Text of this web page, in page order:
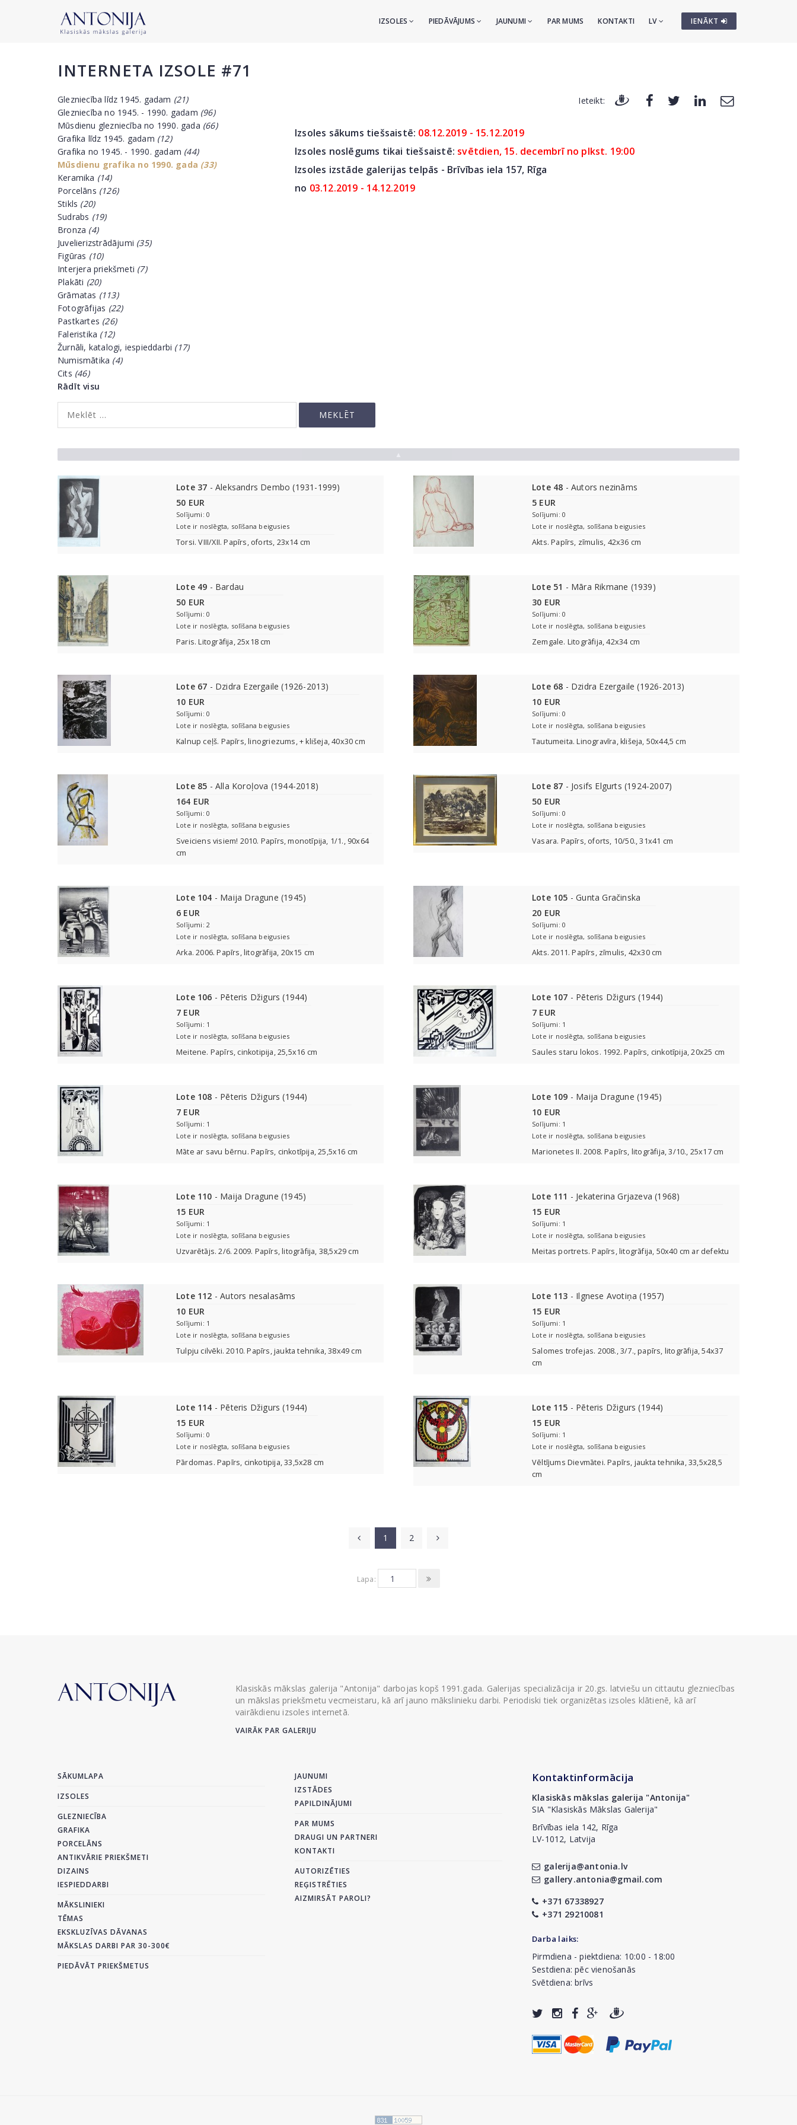
IENĀKT
IZSOLES PIEDĀVĀJUMS JAUNUMI PAR MUMS KONTAKTI LV
INTERNETA IZSOLE #71
Glezniecība līdz 1945. gadam (21)
Glezniecība no 1945. - 1990. gadam (96)
Mūsdienu glezniecība no 1990. gada (66)
Grafika līdz 1945. gadam (12)
Grafika no 1945. - 1990. gadam (44)
Mūsdienu grafika no 1990. gada (33)
Keramika (14)
Porcelāns (126)
Stikls (20)
Sudrabs (19)
Bronza (4)
Juvelierizstrādājumi (35)
Figūras (10)
Interjera priekšmeti (7)
Plakāti (20)
Grāmatas (113)
Fotogrāfijas (22)
Pastkartes (26)
Faleristika (12)
Žurnāli, katalogi, iespieddarbi (17)
Numismātika (4)
Cits (46)
Rādīt visu
Ieteikt:
Izsoles sākums tiešsaistē: 08.12.2019 - 15.12.2019
Izsoles noslēgums tikai tiešsaistē: svētdien, 15. decembrī no plkst. 19:00
Izsoles izstāde galerijas telpās - Brīvības iela 157, Rīga
no 03.12.2019 - 14.12.2019
Lote 37 - Aleksandrs Dembo (1931-1999)
50 EUR
Solījumi: 0
Lote ir noslēgta, solīšana beigusies
Torsi. VIII/XII. Papīrs, oforts, 23x14 cm
Lote 48 - Autors nezināms
5 EUR
Solījumi: 0
Lote ir noslēgta, solīšana beigusies
Akts. Papīrs, zīmulis, 42x36 cm
Lote 49 - Bardau
50 EUR
Solījumi: 0
Lote ir noslēgta, solīšana beigusies
Paris. Litogrāfija, 25x18 cm
Lote 51 - Māra Rikmane (1939)
30 EUR
Solījumi: 0
Lote ir noslēgta, solīšana beigusies
Zemgale. Litogrāfija, 42x34 cm
Lote 67 - Dzidra Ezergaile (1926-2013)
10 EUR
Solījumi: 0
Lote ir noslēgta, solīšana beigusies
Kalnup ceļš. Papīrs, linogriezums, + klišeja, 40x30 cm
Lote 68 - Dzidra Ezergaile (1926-2013)
10 EUR
Solījumi: 0
Lote ir noslēgta, solīšana beigusies
Tautumeita. Linogravīra, klišeja, 50x44,5 cm
Lote 85 - Alla Koroļova (1944-2018)
164 EUR
Solījumi: 0
Lote ir noslēgta, solīšana beigusies
Sveiciens visiem! 2010. Papīrs, monotīpija, 1/1., 90x64
cm
Lote 87 - Josifs Elgurts (1924-2007)
50 EUR
Solījumi: 0
Lote ir noslēgta, solīšana beigusies
Vasara. Papīrs, oforts, 10/50., 31x41 cm
Lote 104 - Maija Dragune (1945)
6 EUR
Solījumi: 2
Lote ir noslēgta, solīšana beigusies
Arka. 2006. Papīrs, litogrāfija, 20x15 cm
Lote 105 - Gunta Gračinska
20 EUR
Solījumi: 0
Lote ir noslēgta, solīšana beigusies
Akts. 2011. Papīrs, zīmulis, 42x30 cm
Lote 106 - Pēteris Džigurs (1944)
7 EUR
Solījumi: 1
Lote ir noslēgta, solīšana beigusies
Meitene. Papīrs, cinkotipija, 25,5x16 cm
Lote 107 - Pēteris Džigurs (1944)
7 EUR
Solījumi: 1
Lote ir noslēgta, solīšana beigusies
Saules staru lokos. 1992. Papīrs, cinkotīpija, 20x25 cm
Lote 108 - Pēteris Džigurs (1944)
7 EUR
Solījumi: 1
Lote ir noslēgta, solīšana beigusies
Māte ar savu bērnu. Papīrs, cinkotīpija, 25,5x16 cm
Lote 109 - Maija Dragune (1945)
10 EUR
Solījumi: 1
Lote ir noslēgta, solīšana beigusies
Marionetes II. 2008. Papīrs, litogrāfija, 3/10., 25x17 cm
Lote 110 - Maija Dragune (1945)
15 EUR
Solījumi: 1
Lote ir noslēgta, solīšana beigusies
Uzvarētājs. 2/6. 2009. Papīrs, litogrāfija, 38,5x29 cm
Lote 111 - Jekaterina Grjazeva (1968)
15 EUR
Solījumi: 1
Lote ir noslēgta, solīšana beigusies
Meitas portrets. Papīrs, litogrāfija, 50x40 cm ar defektu
Lote 112 - Autors nesalasāms
10 EUR
Solījumi: 1
Lote ir noslēgta, solīšana beigusies
Tulpju cilvēki. 2010. Papīrs, jaukta tehnika, 38x49 cm
Lote 113 - Ilgnese Avotiņa (1957)
15 EUR
Solījumi: 1
Lote ir noslēgta, solīšana beigusies
Salomes trofejas. 2008., 3/7., papīrs, litogrāfija, 54x37
cm
Lote 114 - Pēteris Džigurs (1944)
15 EUR
Solījumi: 0
Lote ir noslēgta, solīšana beigusies
Pārdomas. Papīrs, cinkotipija, 33,5x28 cm
Lote 115 - Pēteris Džigurs (1944)
15 EUR
Solījumi: 1
Lote ir noslēgta, solīšana beigusies
Vēltījums Dievmātei. Papīrs, jaukta tehnika, 33,5x28,5
cm
1 2
Lapa:
Klasiskās mākslas galerija "Antonija" darbojas kopš 1991.gada. Galerijas specializācija ir 20.gs. latviešu un cittautu glezniecības
un mākslas priekšmetu vecmeistaru, kā arī jauno mākslinieku darbi. Periodiski tiek organizētas izsoles klātienē, kā arī
vairākdienu izsoles internetā.
VAIRĀK PAR GALERIJU
SĀKUMLAPA
IZSOLES
GLEZNIECĪBA
GRAFIKA
PORCELĀNS
ANTIKVĀRIE PRIEKŠMETI
DIZAINS
IESPIEDDARBI
MĀKSLINIEKI
TĒMAS
EKSKLUZĪVAS DĀVANAS
MĀKSLAS DARBI PAR 30-300€
PIEDĀVĀT PRIEKŠMETUS
JAUNUMI
IZSTĀDES
PAPILDINĀJUMI
PAR MUMS
DRAUGI UN PARTNERI
KONTAKTI
AUTORIZĒTIES
REĢISTRĒTIES
AIZMIRSĀT PAROLI?
Kontaktinformācija
Klasiskās mākslas galerija "Antonija"
SIA "Klasiskās Mākslas Galerija"
Brīvības iela 142, Rīga
LV-1012, Latvija
galerija@antonia.lv
gallery.antonia@gmail.com
+371 67338927
+371 29210081
Darba laiks:
Pirmdiena - piektdiena: 10:00 - 18:00
Sestdiena: pēc vienošanās
Svētdiena: brīvs